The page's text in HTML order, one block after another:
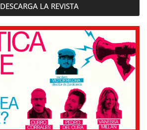
DESCARGA LA REVISTA